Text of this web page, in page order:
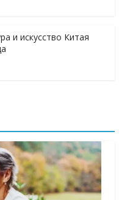
и искусство Китая